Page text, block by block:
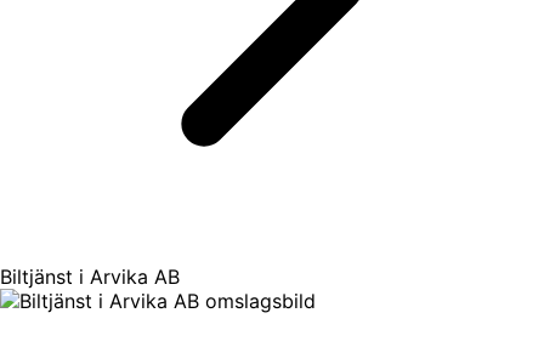
Biltjänst i Arvika AB